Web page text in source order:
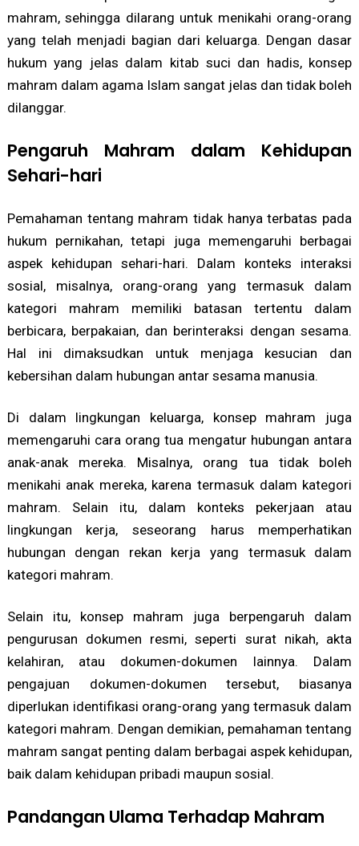
mahram, sehingga dilarang untuk menikahi orang-orang
yang telah menjadi bagian dari keluarga. Dengan dasar
hukum yang jelas dalam kitab suci dan hadis, konsep
mahram dalam agama Islam sangat jelas dan tidak boleh
dilanggar.
Pengaruh Mahram dalam Kehidupan
Sehari-hari
Pemahaman tentang mahram tidak hanya terbatas pada
hukum pernikahan, tetapi juga memengaruhi berbagai
aspek kehidupan sehari-hari. Dalam konteks interaksi
sosial, misalnya, orang-orang yang termasuk dalam
kategori mahram memiliki batasan tertentu dalam
berbicara, berpakaian, dan berinteraksi dengan sesama.
Hal ini dimaksudkan untuk menjaga kesucian dan
kebersihan dalam hubungan antar sesama manusia.
Di dalam lingkungan keluarga, konsep mahram juga
memengaruhi cara orang tua mengatur hubungan antara
anak-anak mereka. Misalnya, orang tua tidak boleh
menikahi anak mereka, karena termasuk dalam kategori
mahram. Selain itu, dalam konteks pekerjaan atau
lingkungan kerja, seseorang harus memperhatikan
hubungan dengan rekan kerja yang termasuk dalam
kategori mahram.
Selain itu, konsep mahram juga berpengaruh dalam
pengurusan dokumen resmi, seperti surat nikah, akta
kelahiran, atau dokumen-dokumen lainnya. Dalam
pengajuan dokumen-dokumen tersebut, biasanya
diperlukan identifikasi orang-orang yang termasuk dalam
kategori mahram. Dengan demikian, pemahaman tentang
mahram sangat penting dalam berbagai aspek kehidupan,
baik dalam kehidupan pribadi maupun sosial.
Pandangan Ulama Terhadap Mahram